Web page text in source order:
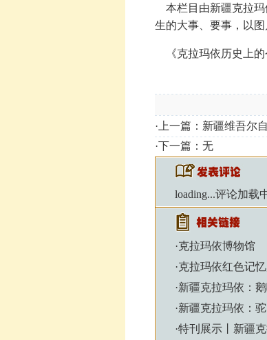
本栏目由新疆克拉玛
生的大事、要事，以
《克拉玛依历史上的
·上一篇： 新疆维吾尔
·下一篇：无
loading...评论加载
·克拉玛依博物馆
·克拉玛依红色记
·新疆克拉玛依：
·新疆克拉玛依：
·特刊展示丨新疆